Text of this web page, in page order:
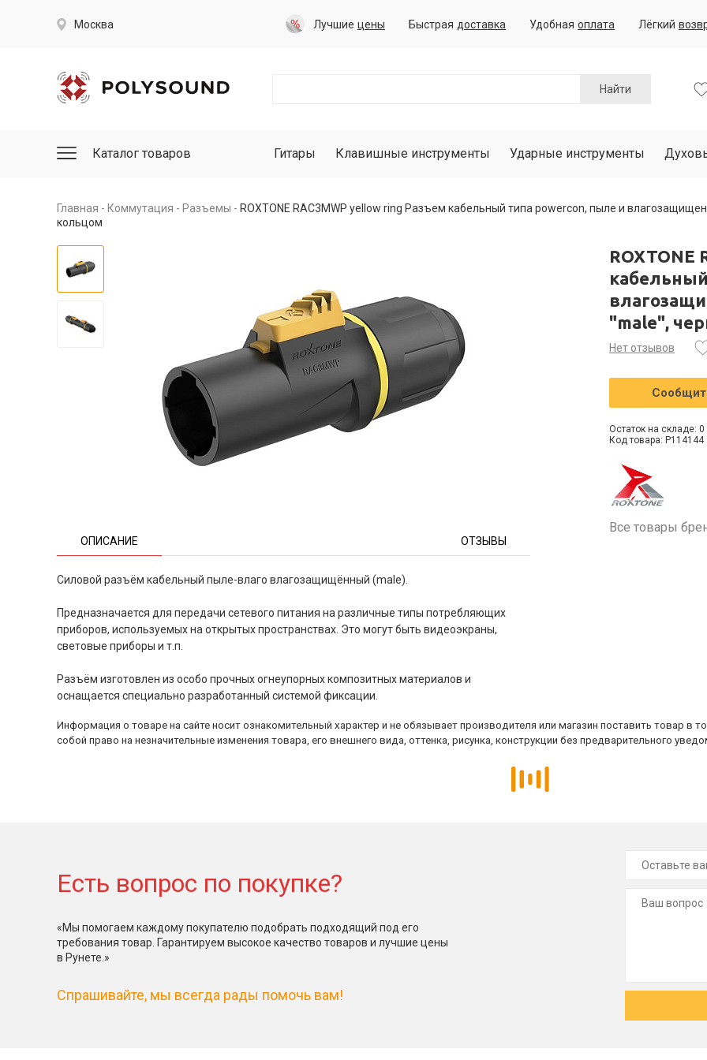
Москва Лучшие цены Быстрая доставка Удобная оплата Лёгкий
Найти
Каталог товаров Гитары Клавишные инструменты Ударные инструменты
Главная Коммутация Разъемы
ROXTONE RAC3MWP yellow ring Разъем кабельный типа powercon, пыле и
кольцом
ОПИСАНИЕ ОТЗЫВЫ
Силовой разъём кабельный пыле-влаго влагозащищённый (male).
Предназначается для передачи сетевого питания на различные типы потребляющих
приборов, используемых на открытых пространствах. Это могут быть видеоэкраны,
световые приборы и т.п.
Разъём изготовлен из особо прочных огнеупорных композитных материалов и
оснащается специально разработанный системой фиксации.
ROXTONE
"male",
Нет отзывов
Остаток на складе: 0
Код товара: P114144
Все товары
Информация о товаре на сайте носит ознакомительный характер и не обязывает производителя или магазин поставить товар в
собой право на незначительные изменения товара, его внешнего вида, оттенка, рисунка, конструкции без предварительного
Есть вопрос по покупке?
«Мы помогаем каждому покупателю подобрать подходящий под его
требования товар. Гарантируем высокое качество товаров и лучшие цены
в Рунете.»
Спрашивайте, мы всегда рады помочь вам!